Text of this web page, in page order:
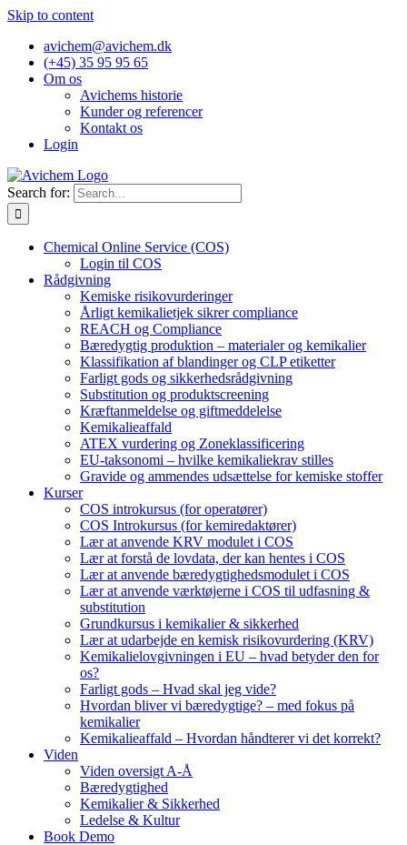
Skip to content
avichem@avichem.dk
(+45) 35 95 95 65
Om os
Avichems historie
Kunder og referencer
Kontakt os
Login
Search for:
Chemical Online Service (COS)
Login til COS
Rådgivning
Kemiske risikovurderinger
Årligt kemikalietjek sikrer compliance
REACH og Compliance
Bæredygtig produktion – materialer og kemikalier
Klassifikation af blandinger og CLP etiketter
Farligt gods og sikkerhedsrådgivning
Substitution og produktscreening
Kræftanmeldelse og giftmeddelelse
Kemikalieaffald
ATEX vurdering og Zoneklassificering
EU-taksonomi – hvilke kemikaliekrav stilles
Gravide og ammendes udsættelse for kemiske stoffer
Kurser
COS introkursus (for operatører)
COS Introkursus (for kemiredaktører)
Lær at anvende KRV modulet i COS
Lær at forstå de lovdata, der kan hentes i COS
Lær at anvende bæredygtighedsmodulet i COS
Lær at anvende værktøjerne i COS til udfasning &
substitution
Grundkursus i kemikalier & sikkerhed
Lær at udarbejde en kemisk risikovurdering (KRV)
Kemikalielovgivningen i EU – hvad betyder den for
os?
Farligt gods – Hvad skal jeg vide?
Hvordan bliver vi bæredygtige? – med fokus på
kemikalier
Kemikalieaffald – Hvordan håndterer vi det korrekt?
Viden
Viden oversigt A-Å
Bæredygtighed
Kemikalier & Sikkerhed
Ledelse & Kultur
Book Demo